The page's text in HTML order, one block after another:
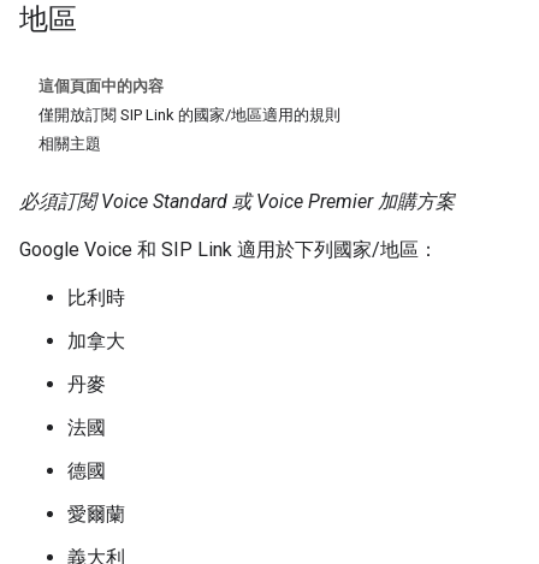
地區
這個頁面中的內容
僅開放訂閱 SIP Link 的國家/地區適用的規則
相關主題
必須訂閱 Voice Standard 或 Voice Premier 加購方案
Google Voice 和 SIP Link 適用於下列國家/地區：
比利時
加拿大
丹麥
法國
德國
愛爾蘭
義大利